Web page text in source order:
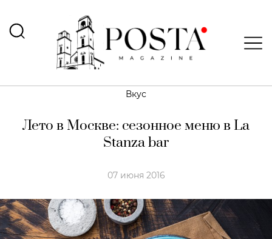
Вкус
Лето в Москве: сезонное меню в La
Stanza bar
07 июня 2016